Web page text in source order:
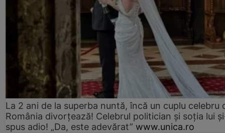
La 2 ani de la superba nuntă, încă un cuplu celebru
România divorțează! Celebrul politician și soția lui
spus adio! „Da, este adevărat” www.unica.ro